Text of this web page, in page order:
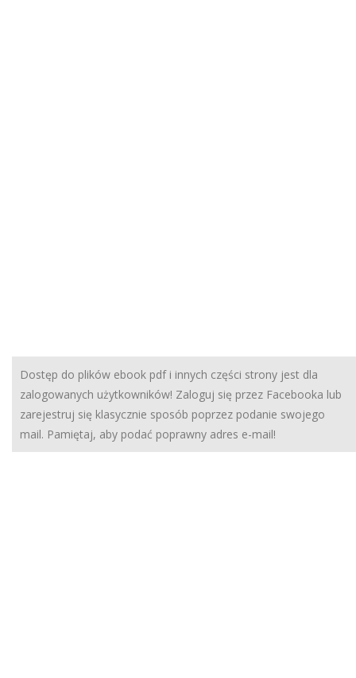
Dostęp do plików ebook pdf i innych części strony jest dla
zalogowanych użytkowników! Zaloguj się przez Facebooka lub
zarejestruj się klasycznie sposób poprzez podanie swojego
mail. Pamiętaj, aby podać poprawny adres e-mail!